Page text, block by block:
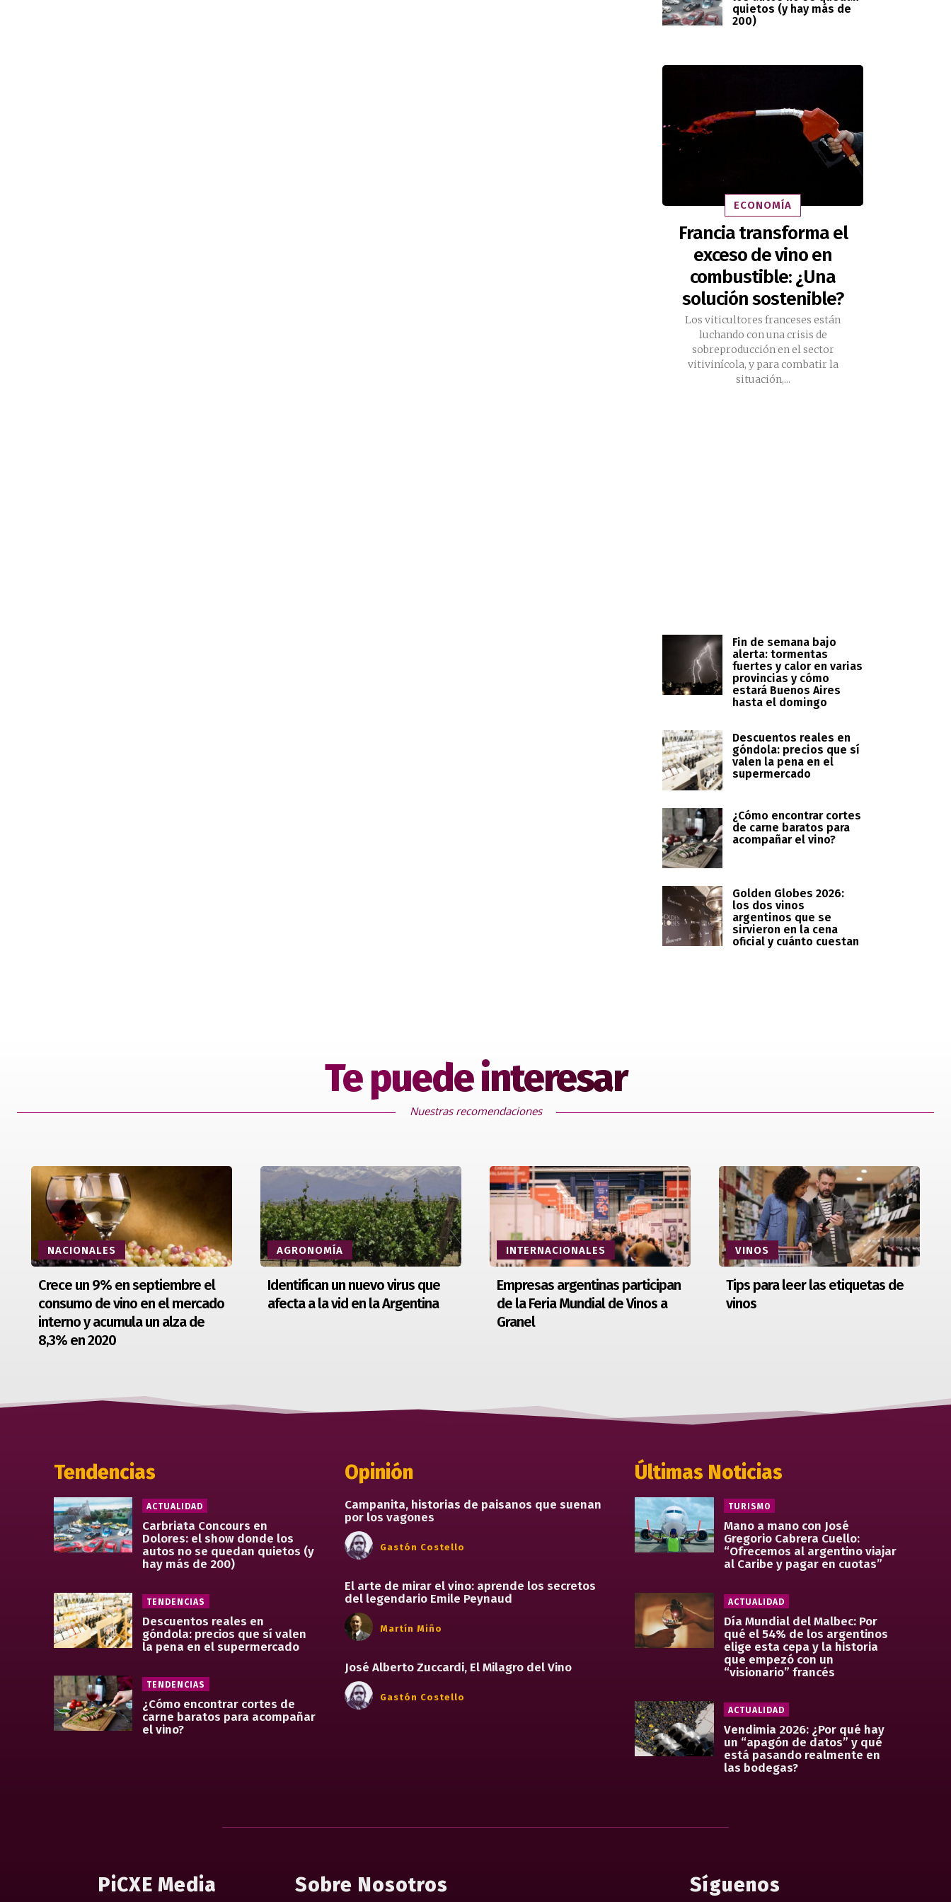
quietos (y hay más de
200)
ECONOMÍA
Francia transforma el
exceso de vino en
combustible: ¿Una
solución sostenible?
Los viticultores franceses están
luchando con una crisis de
sobreproducción en el sector
vitivinícola, y para combatir la
situación,...
Fin de semana bajo
alerta: tormentas
fuertes y calor en varias
provincias y cómo
estará Buenos Aires
hasta el domingo
Descuentos reales en
góndola: precios que sí
valen la pena en el
supermercado
¿Cómo encontrar cortes
de carne baratos para
acompañar el vino?
Golden Globes 2026:
los dos vinos
argentinos que se
sirvieron en la cena
oficial y cuánto cuestan
Te puede interesar
Nuestras recomendaciones
NACIONALES
Crece un 9% en septiembre el
consumo de vino en el mercado
interno y acumula un alza de
8,3% en 2020
AGRONOMÍA
Identifican un nuevo virus que
afecta a la vid en la Argentina
INTERNACIONALES
Empresas argentinas participan
de la Feria Mundial de Vinos a
Granel
VINOS
Tips para leer las etiquetas de
vinos
Tendencias
ACTUALIDAD
Carbriata Concours en
Dolores: el show donde los
autos no se quedan quietos (y
hay más de 200)
TENDENCIAS
Descuentos reales en
góndola: precios que sí valen
la pena en el supermercado
TENDENCIAS
¿Cómo encontrar cortes de
carne baratos para acompañar
el vino?
Opinión
Campanita, historias de paisanos que suenan
por los vagones
Gastón Costello
El arte de mirar el vino: aprende los secretos
del legendario Emile Peynaud
Martín Miño
José Alberto Zuccardi, El Milagro del Vino
Gastón Costello
Últimas Noticias
TURISMO
Mano a mano con José
Gregorio Cabrera Cuello:
“Ofrecemos al argentino viajar
al Caribe y pagar en cuotas”
ACTUALIDAD
Día Mundial del Malbec: Por
qué el 54% de los argentinos
elige esta cepa y la historia
que empezó con un
“visionario” francés
ACTUALIDAD
Vendimia 2026: ¿Por qué hay
un “apagón de datos” y qué
está pasando realmente en
las bodegas?
PiCXE Media Sobre Nosotros Síguenos